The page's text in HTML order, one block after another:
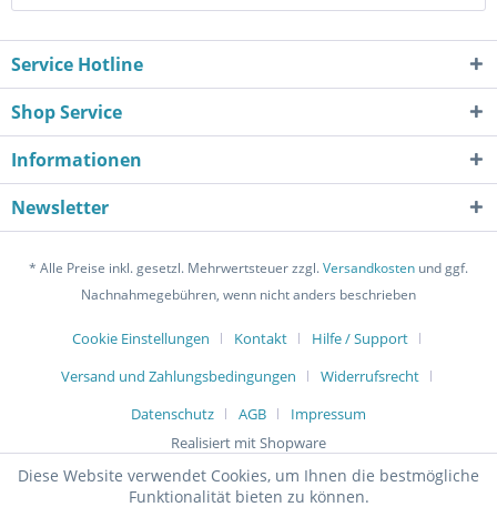
Service Hotline
Shop Service
Informationen
Newsletter
* Alle Preise inkl. gesetzl. Mehrwertsteuer zzgl.Versandkosten und ggf.
Nachnahmegebühren, wenn nicht anders beschrieben
Cookie Einstellungen Kontakt
Hilfe / Support
Versand und Zahlungsbedingungen
Widerrufsrecht
Datenschutz
AGB
Impressum
Realisiert mit Shopware
Diese Website verwendet Cookies, um Ihnen die bestmögliche
Funktionalität bieten zu können.